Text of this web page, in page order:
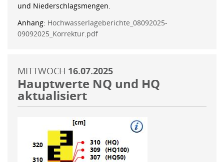
und Niederschlagsmengen.
Anhang: Hochwasserlageberichte_08092025-
09092025_Korrektur.pdf
MITTWOCH 16.07.2025
Hauptwerte NQ und HQ
aktualisiert